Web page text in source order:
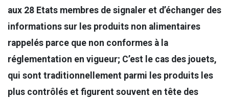
aux 28 Etats membres de signaler et d’échanger des
informations sur les produits non alimentaires
rappelés parce que non conformes à la
réglementation en vigueur; C’est le cas des jouets,
qui sont traditionnellement parmi les produits les
plus contrôlés et figurent souvent en tête des